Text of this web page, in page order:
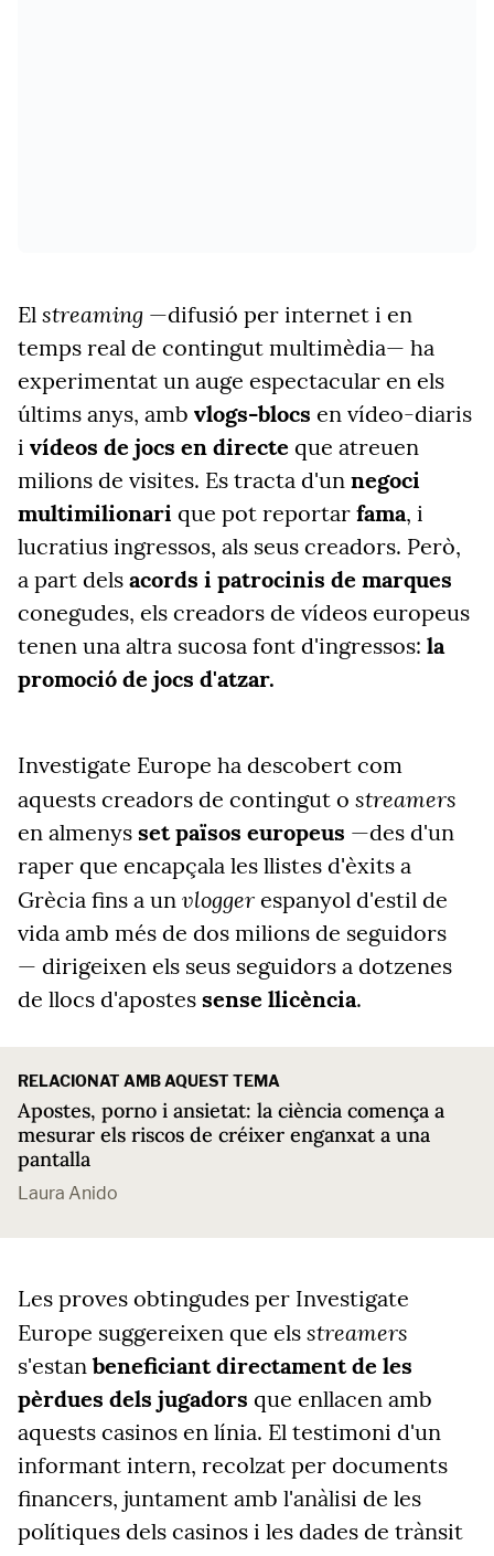
El streaming —difusió per internet i en
temps real de contingut multimèdia— ha
experimentat un auge espectacular en els
últims anys, amb vlogs-blocs en vídeo-diaris
i vídeos de jocs en directe que atreuen
milions de visites. Es tracta d'un negoci
multimilionari que pot reportar fama, i
lucratius ingressos, als seus creadors. Però,
a part dels acords i patrocinis de marques
conegudes, els creadors de vídeos europeus
tenen una altra sucosa font d'ingressos: la
promoció de jocs d'atzar.
Investigate Europe ha descobert com
aquests creadors de contingut o streamers
en almenys set països europeus —des d'un
raper que encapçala les llistes d'èxits a
Grècia fins a un vlogger espanyol d'estil de
vida amb més de dos milions de seguidors
— dirigeixen els seus seguidors a dotzenes
de llocs d'apostes sense llicència.
RELACIONAT AMB AQUEST TEMA
Apostes, porno i ansietat: la ciència comença a
mesurar els riscos de créixer enganxat a una
pantalla
Laura Anido
Les proves obtingudes per Investigate
Europe suggereixen que els streamers
s'estan beneficiant directament de les
pèrdues dels jugadors que enllacen amb
aquests casinos en línia. El testimoni d'un
informant intern, recolzat per documents
financers, juntament amb l'anàlisi de les
polítiques dels casinos i les dades de trànsit